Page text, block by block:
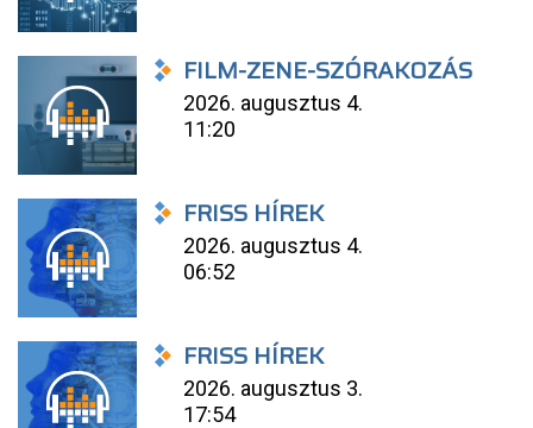
FILM-ZENE-SZÓRAKOZÁS
2026. augusztus 4.
11:20
FRISS HÍREK
2026. augusztus 4.
06:52
FRISS HÍREK
2026. augusztus 3.
17:54